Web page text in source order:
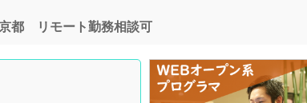
都 リモート勤務相談可